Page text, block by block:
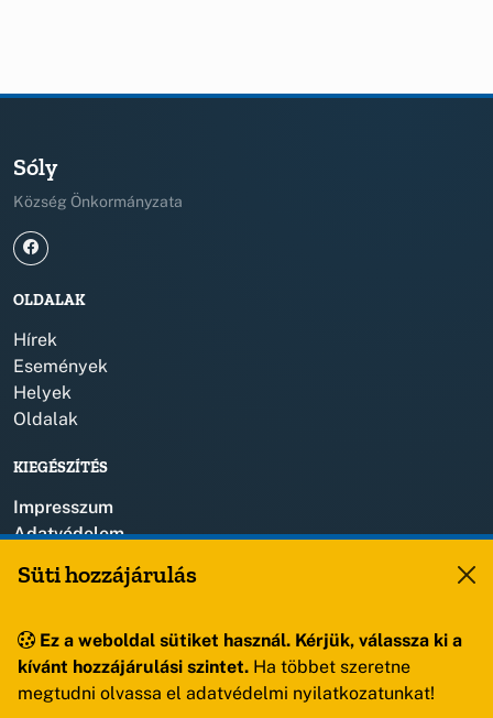
Sóly
Község Önkormányzata
OLDALAK
Hírek
Események
Helyek
Oldalak
KIEGÉSZÍTÉS
Impresszum
Adatvédelem
+36 88 459 150
8193 Sóly, Kossuth Lajos u.57.
Süti hozzájárulás
Ez a weboldal sütiket használ. Kérjük, válassza ki a
kívánt hozzájárulási szintet. Ha többet szeretne
megtudni olvassa el adatvédelmi nyilatkozatunkat!